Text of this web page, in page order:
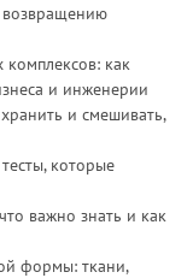
возвращению
как
и инженерии
и смешивать,
которые
важно знать и как
формы: ткани,